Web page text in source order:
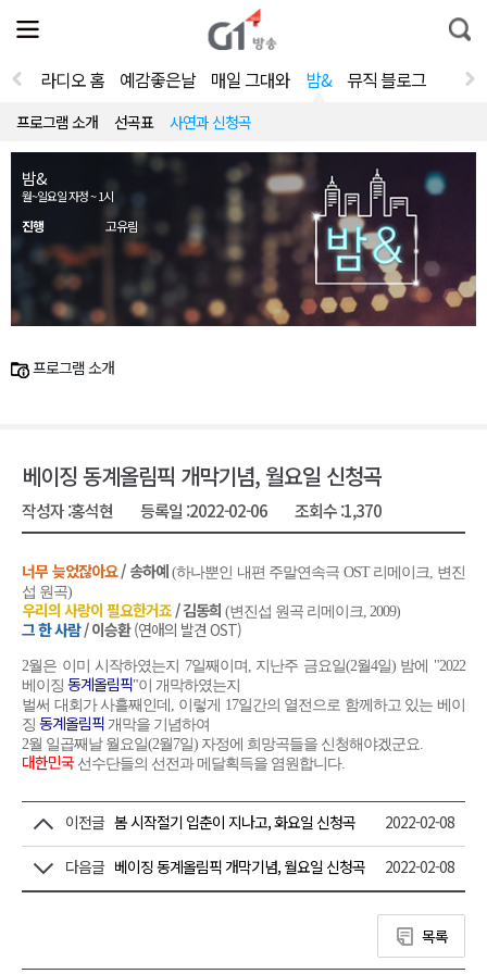
전
체
뉴
열
통
합
라디오 홈 예감좋은날 매일 그대와 밤& 뮤직 블로그
프로그램 소개 선곡표 사연과 신청곡
밤&
월~일요일 자정 ~ 1시
진행 고유림
프로그램 소개
베이징 동계올림픽 개막기념, 월요일 신청곡
작성자 :홍석현 등록일 :2022-02-06 조회수 :1,370
너무 늦었잖아요/ 송하예 (하나뿐인 내편 주말연속극 OST 리메이크, 변진
섭 원곡)
우리의 사랑이 필요한거죠 / 김동희 (변진섭 원곡 리메이크, 2009)
그 한 사람/ 이승환(연애의 발견 OST)
2월은 이미 시작하였는지 7일째이며, 지난주 금요일(2월4일) 밤에 "2022
베이징 동계올림픽"이 개막하였는지
벌써 대회가 사흘째인데, 이렇게 17일간의 열전으로 함께하고 있는 베이
징 동계올림픽 개막을 기념하여
2월 일곱째날 월요일(2월7일) 자정에 희망곡들을 신청해야겠군요.
대한민국선수단들의 선전과 메달획득을 염원합니다.
이전글 봄 시작절기 입춘이 지나고, 화요일 신청곡 2022-02-08
다음글 베이징 동계올림픽 개막기념, 월요일 신청곡 2022-02-08
목록